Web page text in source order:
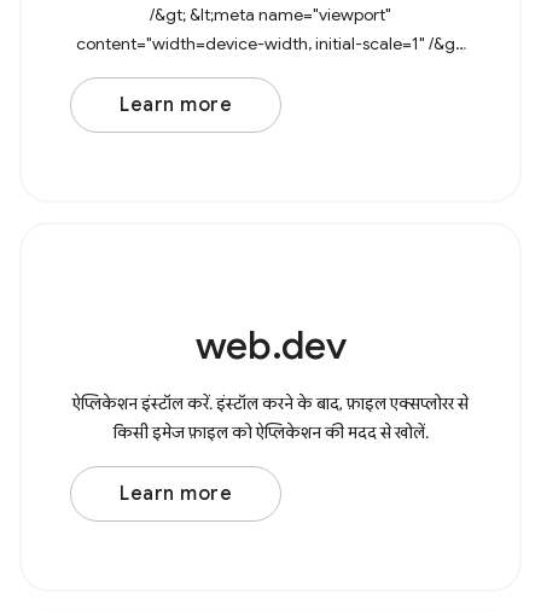
/&gt; &lt;meta name="viewport"
content="width=device-width, initial-scale=1" /&gt;
&lt;link rel="icon" href="data:image/svg+xml,&lt;svg
Learn more
web.dev
ऐप्लिकेशन इंस्टॉल करें. इंस्टॉल करने के बाद, फ़ाइल एक्सप्लोरर से
किसी इमेज फ़ाइल को ऐप्लिकेशन की मदद से खोलें.
Learn more